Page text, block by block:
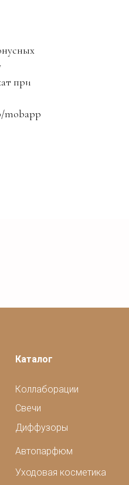
при
mobapp
Каталог
Коллаборации
Свечи
Диффузоры
Автопарфюм
Уходовая косметика